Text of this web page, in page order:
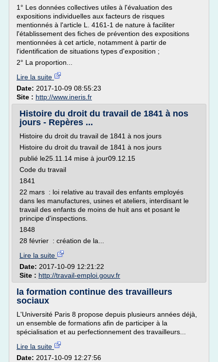
1° Les données collectives utiles à l'évaluation des
expositions individuelles aux facteurs de risques
mentionnés à l'article L. 4161-1 de nature à faciliter
l'établissement des fiches de prévention des expositions
mentionnées à cet article, notamment à partir de
l'identification de situations types d'exposition ;
2° La proportion...
Lire la suite
Date: 2017-10-09 08:55:23
Site : http://www.ineris.fr
Histoire du droit du travail de 1841 à nos
jours - Repères ...
Histoire du droit du travail de 1841 à nos jours
Histoire du droit du travail de 1841 à nos jours
publié le25.11.14 mise à jour09.12.15
Code du travail
1841
22 mars : loi relative au travail des enfants employés
dans les manufactures, usines et ateliers, interdisant le
travail des enfants de moins de huit ans et posant le
principe d'inspections.
1848
28 février : création de la...
Lire la suite
Date: 2017-10-09 12:21:22
Site : http://travail-emploi.gouv.fr
la formation continue des travailleurs
sociaux
L'Université Paris 8 propose depuis plusieurs années déjà,
un ensemble de formations afin de participer à la
spécialisation et au perfectionnement des travailleurs...
Lire la suite
Date: 2017-10-09 12:27:56